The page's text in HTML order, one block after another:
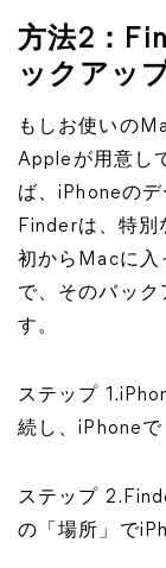
方法2：
ックアッ
もしお使いの
Appleが用意し
ば、iPhoneの
Finderは、特別
初からMacに入
で、そのバック
す。
ステップ
続し、iPhoneで
ステップ
の「場所」で